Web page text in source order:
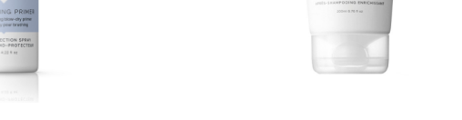
Kauppa
IdealofMeDin tuotteet -20 %!
konsultaatio
ja saat nyt myös -200 €